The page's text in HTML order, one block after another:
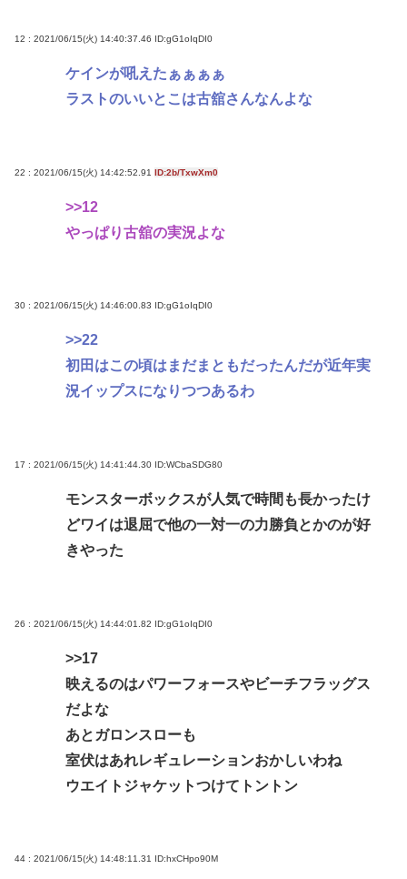
12 : 2021/06/15(火) 14:40:37.46 ID:gG1oIqDI0
ケインが吼えたぁぁぁぁ
ラストのいいとこは古舘さんなんよな
22 : 2021/06/15(火) 14:42:52.91 ID:2b/TxwXm0
>>12
やっぱり古舘の実況よな
30 : 2021/06/15(火) 14:46:00.83 ID:gG1oIqDI0
>>22
初田はこの頃はまだまともだったんだが近年実
況イップスになりつつあるわ
17 : 2021/06/15(火) 14:41:44.30 ID:WCbaSDG80
モンスターボックスが人気で時間も長かったけ
どワイは退屈で他の一対一の力勝負とかのが好
きやった
26 : 2021/06/15(火) 14:44:01.82 ID:gG1oIqDI0
>>17
映えるのはパワーフォースやビーチフラッグス
だよな
あとガロンスローも
室伏はあれレギュレーションおかしいわね
ウエイトジャケットつけてトントン
44 : 2021/06/15(火) 14:48:11.31 ID:hxCHpo90M